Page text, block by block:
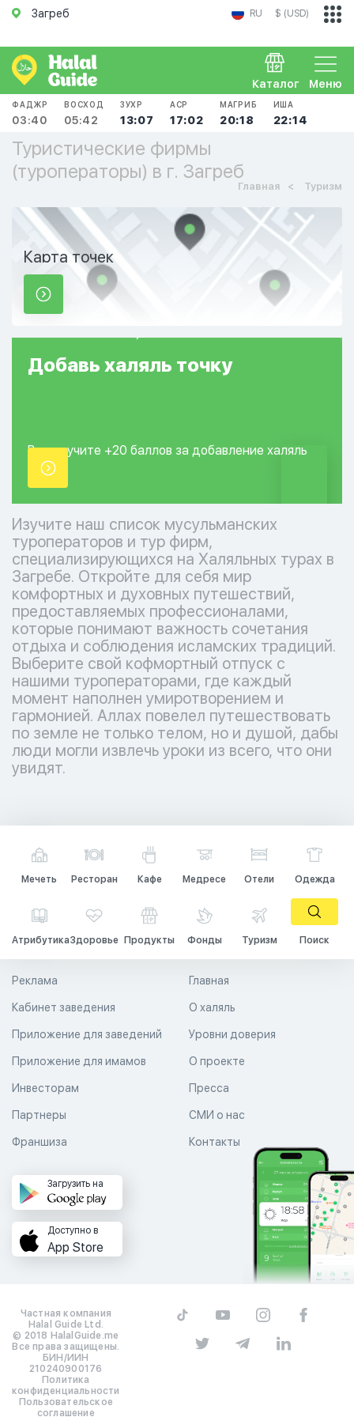
Загреб RU $ (USD)
Меню
Каталог
ФАДЖР
03:40
ВОСХОД
05:42
ЗУХР
13:07
АСР
17:02
МАГРИБ
20:18
ИША
22:14
Туристические фирмы
(туроператоры) в г. Загреб
Главная Туризм
Карта точек
Добавь халяль точку
Вы получите +20 баллов за добавление халяль
точки.
Изучите наш список мусульманских
туроператоров и тур фирм,
специализирующихся на Халяльных турах в
Загребе. Откройте для себя мир
комфортных и духовных путешествий,
предоставляемых профессионалами,
которые понимают важность сочетания
отдыха и соблюдения исламских традиций.
Выберите свой кофмортный отпуск с
нашими туроператорами, где каждый
момент наполнен умиротворением и
гармонией. Аллах повелел путешествовать
по земле не только телом, но и душой, дабы
люди могли извлечь уроки из всего, что они
увидят.
Мечеть Ресторан Кафе Медресе Отели Одежда
АтрибутикаЗдоровье Продукты Фонды Туризм Поиск
Главная
О халяль
Уровни доверия
Реклама
Кабинет заведения
Приложение для заведений
Приложение для имамов О проекте
Пресса
СМИ о нас
Контакты
Инвесторам
Партнеры
Франшиза
Загрузить на
Доступно в
App Store
Частная компания
Halal Guide Ltd.
© 2018 HalalGuide.me
Все права защищены.
БИН/ИИН
210240900176
Политика
конфиденциальности
Пользовательское
соглашение